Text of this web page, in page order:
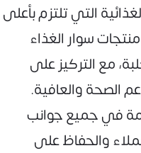
التي تلتزم بأعلى
سوار الغذاء
مع التركيز على
الصحة والعافية.
في جميع جوانب
والحفاظ على